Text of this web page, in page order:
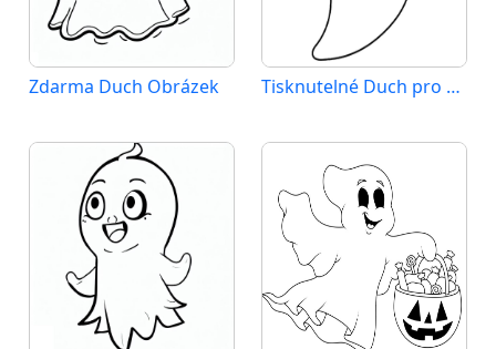
Zdarma Duch Obrázek Tisknutelné Duch pro Děti